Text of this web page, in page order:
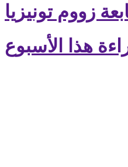
زووم تونيزيا
هذا الأسبوع